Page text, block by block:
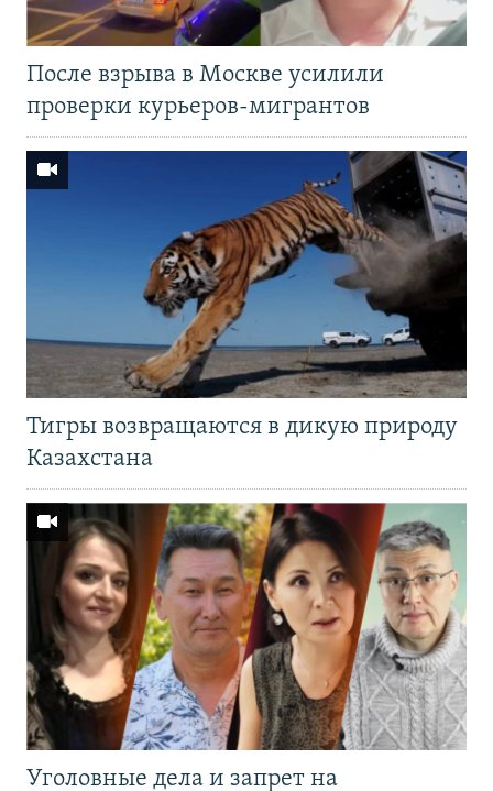
После взрыва в Москве усилили
проверки курьеров-мигрантов
Тигры возвращаются в дикую природу
Казахстана
Уголовные дела и запрет на